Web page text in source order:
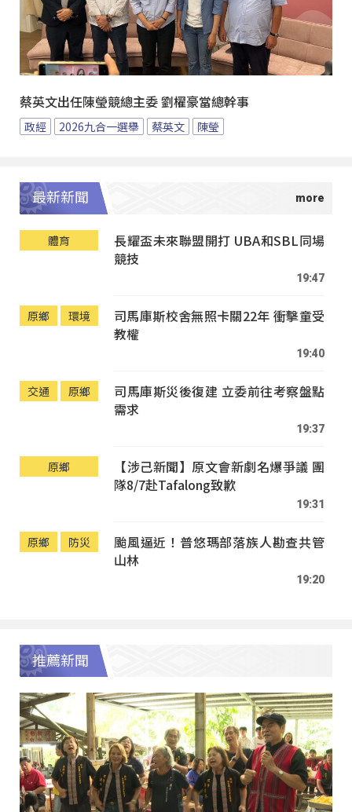
蔡英文出任陳瑩競總主委 劉櫂豪當總幹事
政經 2026九合一選舉 蔡英文 陳瑩
最新新聞
體育
長耀盃未來聯盟開打 UBA和SBL同場
競技
19:47
原鄉 環境
司馬庫斯校舍無照卡關22年 衝擊童受
教權
19:40
交通 原鄉
司馬庫斯災後復建 立委前往考察盤點
需求
19:37
原鄉
【涉己新聞】原文會新劇名爆爭議 團
隊8/7赴Tafalong致歉
19:31
原鄉 防災
颱風逼近！普悠瑪部落族人勘查共管
山林
19:20
推薦新聞